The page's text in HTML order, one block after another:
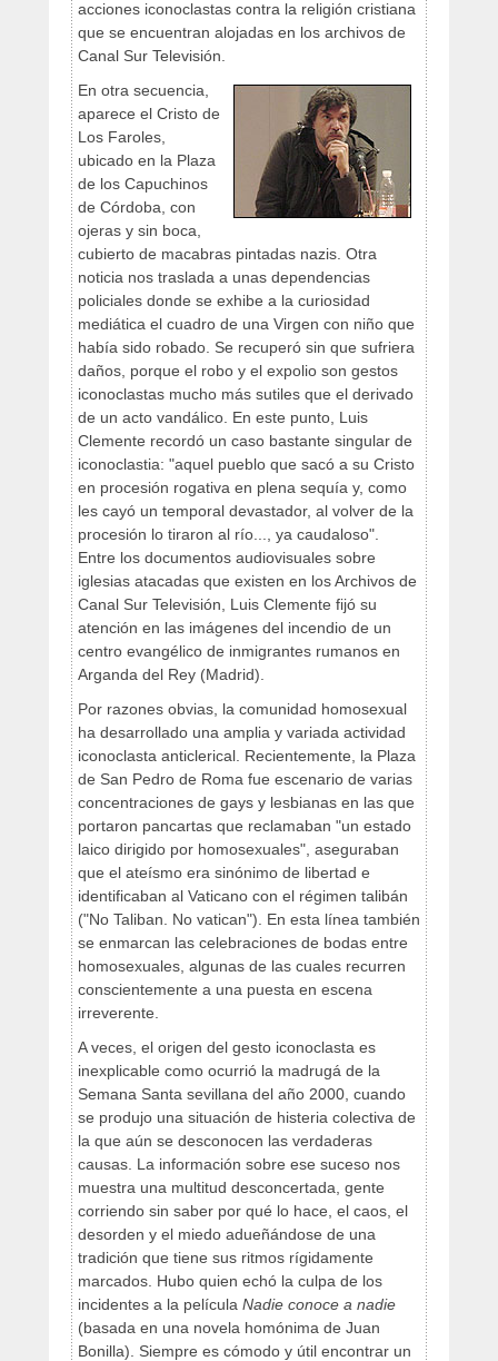
acciones iconoclastas contra la religión cristiana
que se encuentran alojadas en los archivos de
Canal Sur Televisión.
En otra secuencia,
aparece el Cristo de
Los Faroles,
ubicado en la Plaza
de los Capuchinos
de Córdoba, con
ojeras y sin boca,
cubierto de macabras pintadas nazis. Otra
noticia nos traslada a unas dependencias
policiales donde se exhibe a la curiosidad
mediática el cuadro de una Virgen con niño que
había sido robado. Se recuperó sin que sufriera
daños, porque el robo y el expolio son gestos
iconoclastas mucho más sutiles que el derivado
de un acto vandálico. En este punto, Luis
Clemente recordó un caso bastante singular de
iconoclastia: "aquel pueblo que sacó a su Cristo
en procesión rogativa en plena sequía y, como
les cayó un temporal devastador, al volver de la
procesión lo tiraron al río..., ya caudaloso".
Entre los documentos audiovisuales sobre
iglesias atacadas que existen en los Archivos de
Canal Sur Televisión, Luis Clemente fijó su
atención en las imágenes del incendio de un
centro evangélico de inmigrantes rumanos en
Arganda del Rey (Madrid).
Por razones obvias, la comunidad homosexual
ha desarrollado una amplia y variada actividad
iconoclasta anticlerical. Recientemente, la Plaza
de San Pedro de Roma fue escenario de varias
concentraciones de gays y lesbianas en las que
portaron pancartas que reclamaban "un estado
laico dirigido por homosexuales", aseguraban
que el ateísmo era sinónimo de libertad e
identificaban al Vaticano con el régimen talibán
("No Taliban. No vatican"). En esta línea también
se enmarcan las celebraciones de bodas entre
homosexuales, algunas de las cuales recurren
conscientemente a una puesta en escena
irreverente.
A veces, el origen del gesto iconoclasta es
inexplicable como ocurrió la madrugá de la
Semana Santa sevillana del año 2000, cuando
se produjo una situación de histeria colectiva de
la que aún se desconocen las verdaderas
causas. La información sobre ese suceso nos
muestra una multitud desconcertada, gente
corriendo sin saber por qué lo hace, el caos, el
desorden y el miedo adueñándose de una
tradición que tiene sus ritmos rígidamente
marcados. Hubo quien echó la culpa de los
incidentes a la película Nadie conoce a nadie
(basada en una novela homónima de Juan
Bonilla). Siempre es cómodo y útil encontrar un